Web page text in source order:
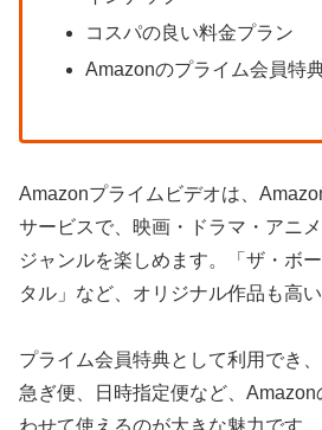
コスパの良い料金プラン
Amazonのプライム会員特
Amazonプライムビデオは、
サービスで、映画・ドラマ・アニ
ジャンルを楽しめます。「ザ・ボ
タル」など、オリジナル作品も高
プライム会員特典として利用でき
急ぎ便、日時指定便など、